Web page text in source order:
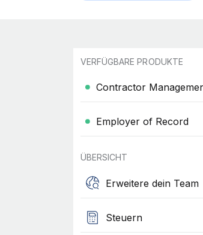
VERFÜGBARE PRODUKTE
Contractor
Employer of Record
ÜBERSICHT
Erweitere dein Team
Steuern